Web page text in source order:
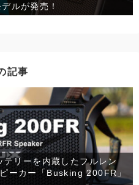
ルが発売！
記事
リーを内蔵したフルレン
ーカー「Busking 200FR」